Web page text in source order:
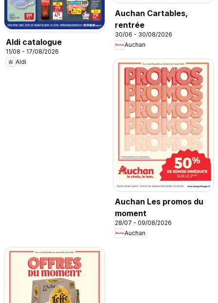
Aldi catalogue
11/08 - 17/08/2026
Aldi
Auchan Cartables,
rentrée
30/06 - 30/08/2026
Auchan
Auchan Les promos du
moment
28/07 - 09/08/2026
Auchan